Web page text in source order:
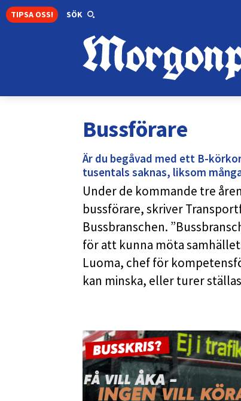
TIPSA OSS! SÖK
Bussförare
Är du begåvad med ett B-
tusentals saknas, liksom
Under de kommande tre
bussförare, skriver
Bussbranschen.
för att kunna möta
Luoma, chef för
kan minska, eller turer